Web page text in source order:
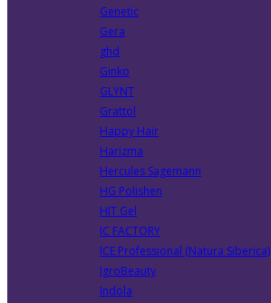
Genetic
Gera
ghd
Ginko
GLYNT
Grattol
Happy Hair
Harizma
Hercules Sagemann
HG Polishen
HIT Gel
IC FACTORY
ICE Professional (Natura Siberica)
IgroBeauty
Indola